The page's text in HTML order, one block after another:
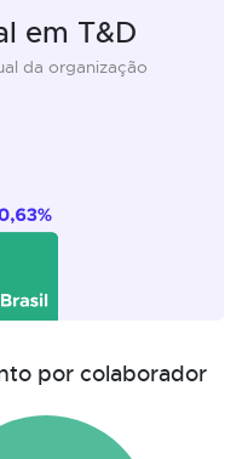
em T&D
da organização
por colaborador